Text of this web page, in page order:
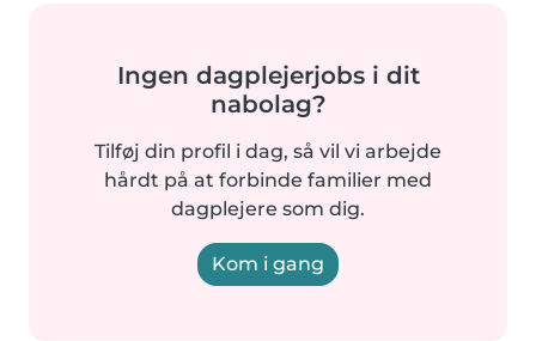
Ingen dagplejerjobs i dit
nabolag?
Tilføj din profil i dag, så vil vi arbejde
hårdt på at forbinde familier med
dagplejere som dig.
Kom i gang